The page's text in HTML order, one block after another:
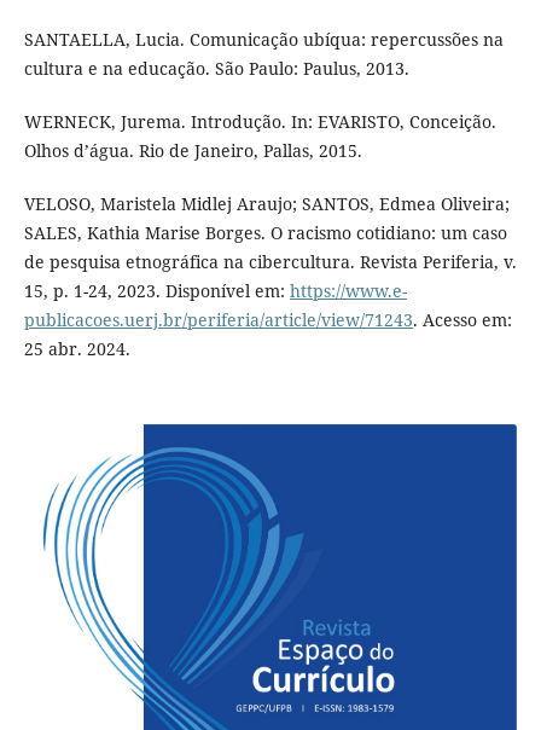
SANTAELLA, Lucia. Comunicação ubíqua: repercussões na
cultura e na educação. São Paulo: Paulus, 2013.
WERNECK, Jurema. Introdução. In: EVARISTO, Conceição.
Olhos d’água. Rio de Janeiro, Pallas, 2015.
VELOSO, Maristela Midlej Araujo; SANTOS, Edmea Oliveira;
SALES, Kathia Marise Borges. O racismo cotidiano: um caso
de pesquisa etnográfica na cibercultura. Revista Periferia, v.
15, p. 1-24, 2023. Disponível em: https://www.e-
publicacoes.uerj.br/periferia/article/view/71243. Acesso em:
25 abr. 2024.